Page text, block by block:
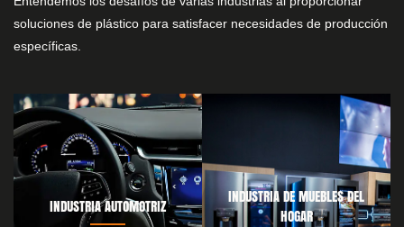
soluciones de plástico para satisfacer necesidades de producción
específicas.
INDUSTRIA AUTOMOTRIZ
INDUSTRIA DE MUEBLES DEL
HOGAR